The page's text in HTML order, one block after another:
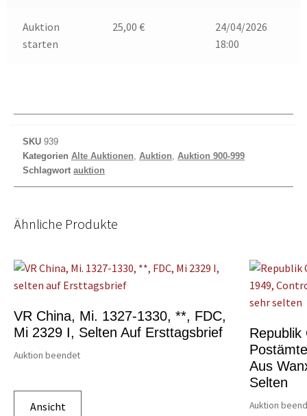
Auktion
starten
25,00 €
24/04/2026
18:00
SKU 939
Kategorien Alte Auktionen, Auktion, Auktion 900-999
Schlagwort auktion
Ähnliche Produkte
VR China, Mi. 1327-1330, **, FDC,
Mi 2329 I, Selten Auf Ersttagsbrief
Auktion beendet
Ansicht
Republik
Aus
Selten
Auktion